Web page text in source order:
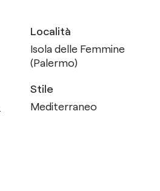
Località
Isola delle Femmine
(Palermo)
Stile
Mediterraneo